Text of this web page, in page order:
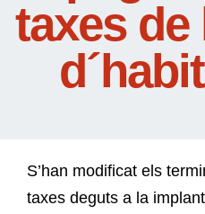
taxes de
S’han modificat els
taxes deguts a la